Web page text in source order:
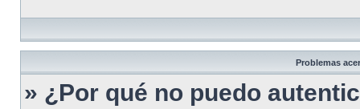
Problemas
» ¿Por qué no puedo